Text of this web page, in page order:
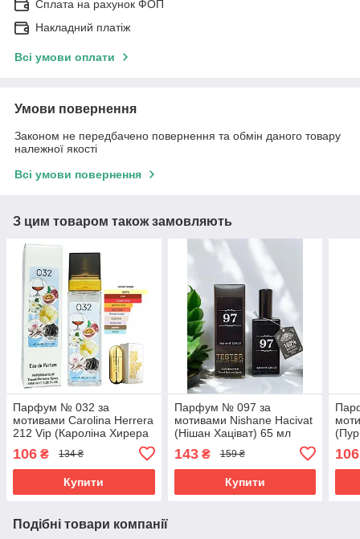
Сплата на рахунок ФОП
Накладний платіж
Всі умови оплати
Умови повернення
Законом не передбачено повернення та обмін даного товару
належної якості
Всі умови повернення
З цим товаром також замовляють
Парфум № 032 за
мотивами Carolina Herrera
212 Vip (Кароліна Хирера
106 ₴ 134 ₴
Купити
Парфум № 097 за
мотивами Nishane Hacivat
(Нішан Хаціват) 65 мл
143₴ 159 ₴
Купити
106
Подібні товари компанії